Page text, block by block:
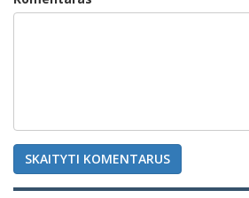
SKAITYTI KOMENTARUS